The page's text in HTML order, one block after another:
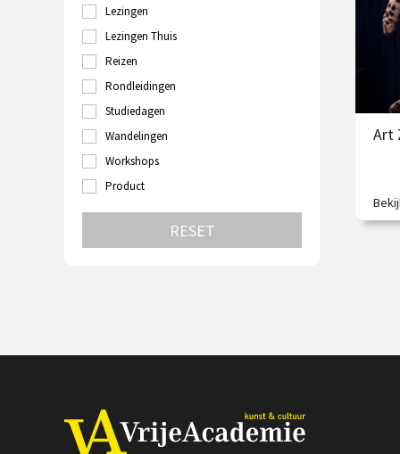
Sittard
Tallinn
Turkije
Utrecht
Wenen
Zutphen
Lezingen
Lezingen Thuis
Reizen
Rondleidingen
Studiedagen
Wandelingen
Workshops
Product
RESET
Art